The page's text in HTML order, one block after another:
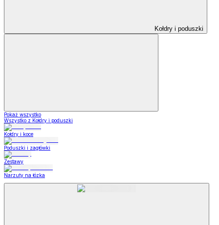
Kołdry i poduszki
Pokaż wszystko
Wszystko z Kołdry i poduszki
Kołdry i koce
Poduszki i zagłówki
Zestawy
Narzuty na łózka